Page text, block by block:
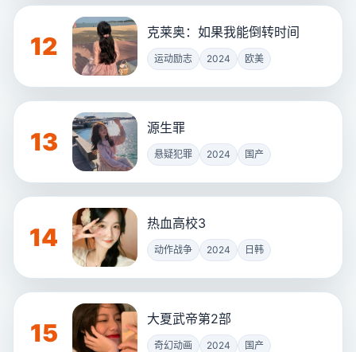
12 克莱奥：如果我能倒转时间
运动励志 2024 欧美
13 源生罪
悬疑犯罪 2024 国产
14 热血高校3
动作战争 2024 日韩
15 大夏武帝第2部
奇幻动画 2024 国产